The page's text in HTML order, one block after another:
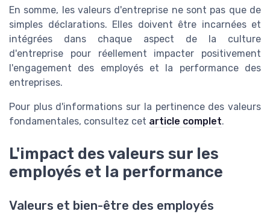
En somme, les valeurs d'entreprise ne sont pas que de
simples déclarations. Elles doivent être incarnées et
intégrées dans chaque aspect de la culture
d'entreprise pour réellement impacter positivement
l'engagement des employés et la performance des
entreprises.
Pour plus d'informations sur la pertinence des valeurs
fondamentales, consultez cet article complet.
L'impact des valeurs sur les
employés et la performance
Valeurs et bien-être des employés